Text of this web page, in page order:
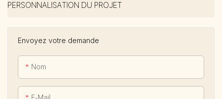
PERSONNALISATION DU PROJET
Envoyez votre demande
Nom
E-Mail